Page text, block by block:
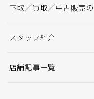
下取／買取／中古販売
スタッフ紹介
店舗記事一覧